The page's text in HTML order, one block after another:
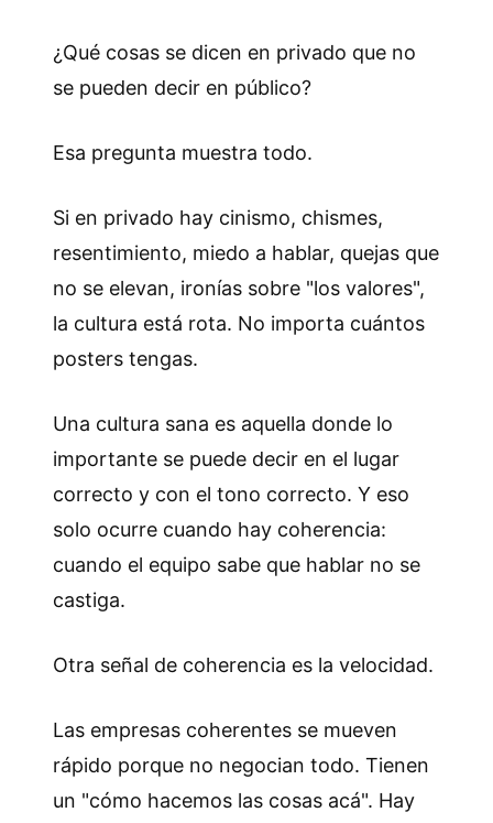
¿Qué cosas se dicen en privado que no
se pueden decir en público?
Esa pregunta muestra todo.
Si en privado hay cinismo, chismes,
resentimiento, miedo a hablar, quejas que
no se elevan, ironías sobre "los valores",
la cultura está rota. No importa cuántos
posters tengas.
Una cultura sana es aquella donde lo
importante se puede decir en el lugar
correcto y con el tono correcto. Y eso
solo ocurre cuando hay coherencia:
cuando el equipo sabe que hablar no se
castiga.
Otra señal de coherencia es la velocidad.
Las empresas coherentes se mueven
rápido porque no negocian todo. Tienen
un "cómo hacemos las cosas acá". Hay